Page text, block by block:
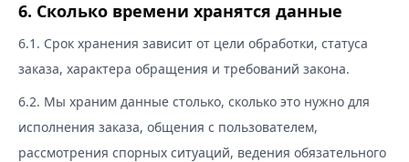
6. Сколько времени хранятся данные
6.1. Срок хранения зависит от цели обработки, статуса
заказа, характера обращения и требований закона.
6.2. Мы храним данные столько, сколько это нужно для
исполнения заказа, общения с пользователем,
рассмотрения спорных ситуаций, ведения обязательного